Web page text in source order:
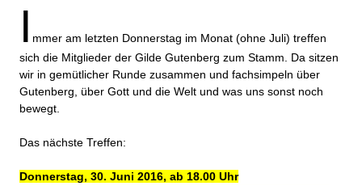
I mmer am letzten Donnerstag im Monat (ohne Juli) treffen
sich die Mitglieder der Gilde Gutenberg zum Stamm. Da sitzen
wir in gemütlicher Runde zusammen und fachsimpeln über
Gutenberg, über Gott und die Welt und was uns sonst noch
bewegt.
Das nächste Treffen:
Donnerstag, 30. Juni 2016, ab 18.00 Uhr